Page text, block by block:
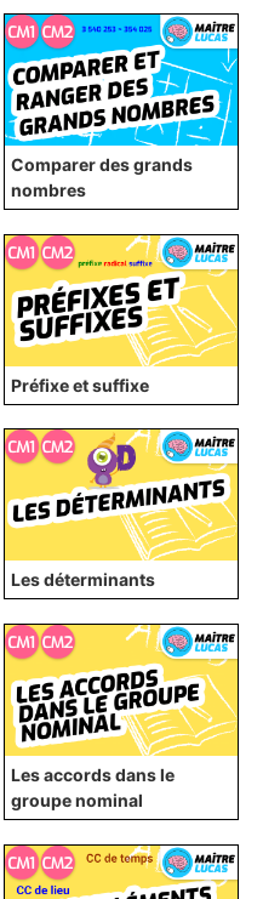
Comparer des grands
nombres
Préfixe et suffixe
Les déterminants
Les accords dans le
groupe nominal